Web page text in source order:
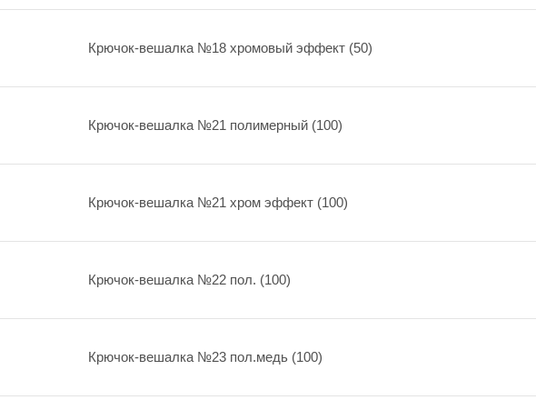
Крючок-вешалка №18 хромовый эффект (50)
Крючок-вешалка №21 полимерный (100)
Крючок-вешалка №21 хром эффект (100)
Крючок-вешалка №22 пол. (100)
Крючок-вешалка №23 пол.медь (100)